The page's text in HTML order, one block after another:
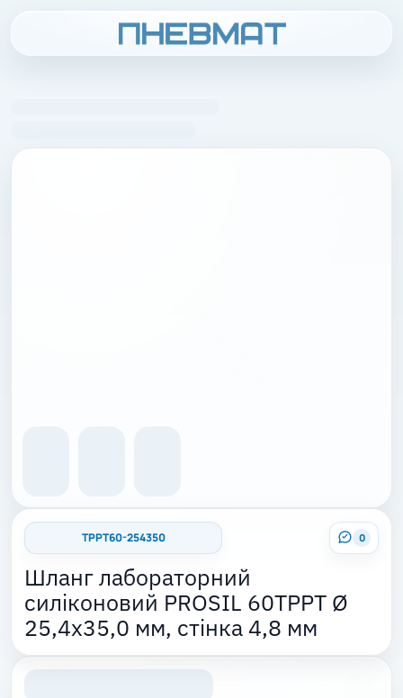
0
TPPT60-254350
Шланг лабораторний
силіконовий PROSIL 60TPPT Ø
25,4x35,0 мм, стінка 4,8 мм